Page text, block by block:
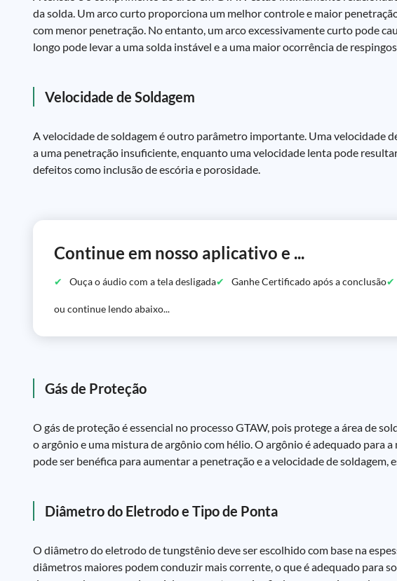
da solda. Um arco curto proporciona um melhor controle e maior
com menor penetração. No entanto, um arco excessivamente curto pode
longo pode levar a uma solda instável e a uma maior ocorrência de
Velocidade de Soldagem
A velocidade de soldagem é outro parâmetro importante. Uma velocidade
a uma penetração insuficiente, enquanto uma velocidade lenta pode
defeitos como inclusão de escória e porosidade.
Continue em nosso aplicativo e ...
Ouça o áudio com a tela desligada Ganhe Certificado após a conclusão
ou continue lendo abaixo...
Gás de Proteção
O gás de proteção é essencial no processo GTAW, pois protege a área de
o argônio e uma mistura de argônio com hélio. O argônio é adequado para
pode ser benéfica para aumentar a penetração e a velocidade de soldagem,
Diâmetro do Eletrodo e Tipo de Ponta
O diâmetro do eletrodo de tungstênio deve ser escolhido com base na
diâmetros maiores podem conduzir mais corrente, o que é adequado para